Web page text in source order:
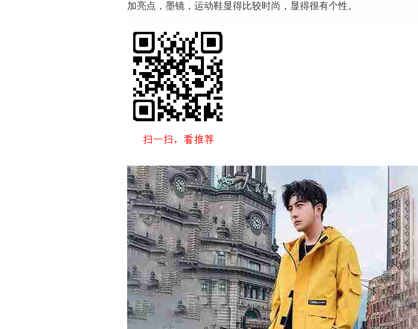
加亮点，墨镜，运动鞋显得比较时尚，显得很有个性。